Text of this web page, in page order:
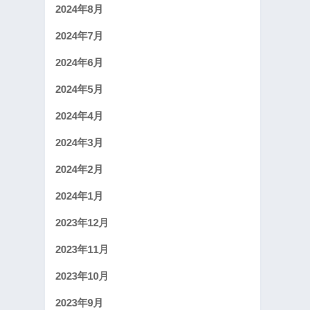
2024年8月
2024年7月
2024年6月
2024年5月
2024年4月
2024年3月
2024年2月
2024年1月
2023年12月
2023年11月
2023年10月
2023年9月